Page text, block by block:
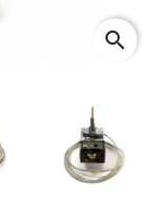
search